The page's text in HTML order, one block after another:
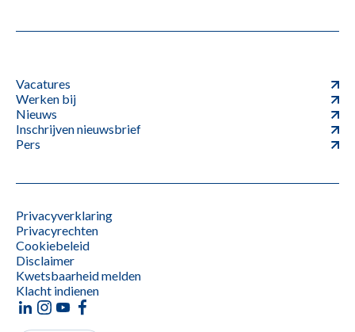
Vacatures
Werken bij
Nieuws
Inschrijven nieuwsbrief
Pers
Privacyverklaring
Privacyrechten
Cookiebeleid
Disclaimer
Kwetsbaarheid melden
Klacht indienen